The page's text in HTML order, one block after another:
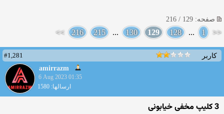
صفحه: 129 / 216
<<
1
...
128
129
130
...
215
216
>>
کاربر
#1,281
amirrazm
6 Aug 2023 01:35
ارسالها: 1580
3 کلیپ مخفی خیابونی